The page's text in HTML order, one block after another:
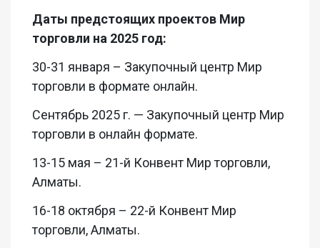
Даты предстоящих проектов Мир
торговли на 2025 год:
30-31 января – Закупочный центр Мир
торговли в формате онлайн.
Сентябрь 2025 г. — Закупочный центр Мир
торговли в онлайн формате.
13-15 мая – 21-й Конвент Мир торговли,
Алматы.
16-18 октября – 22-й Конвент Мир
торговли, Алматы.